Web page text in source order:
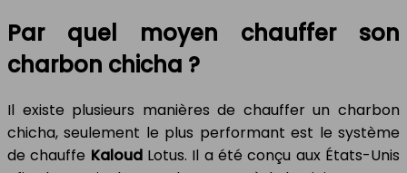
Par quel moyen chauffer son
charbon chicha ?
Il existe plusieurs manières de chauffer un charbon
chicha, seulement le plus performant est le système
de chauffe Kaloud Lotus. Il a été conçu aux États-Unis